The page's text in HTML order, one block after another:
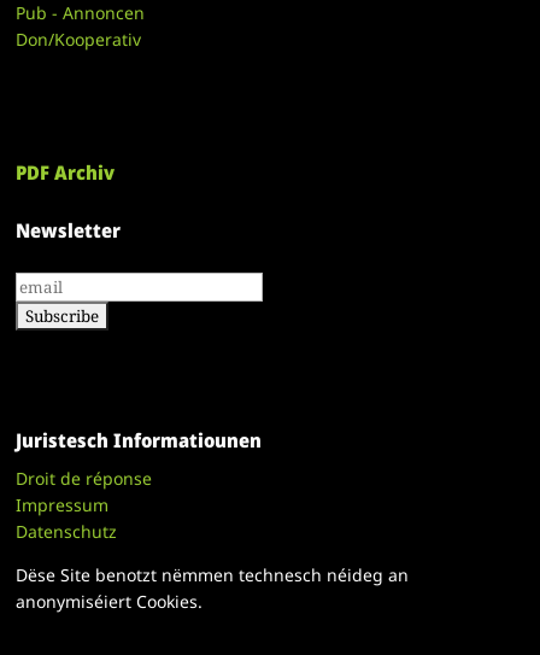
Pub - Annoncen
Don/Kooperativ
PDF Archiv
Newsletter
Juristesch Informatiounen
Droit de réponse
Impressum
Datenschutz
Dëse Site benotzt nëmmen technesch néideg an
anonymiséiert Cookies.